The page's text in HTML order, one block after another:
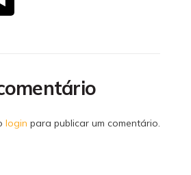
login para publicar um comentário.